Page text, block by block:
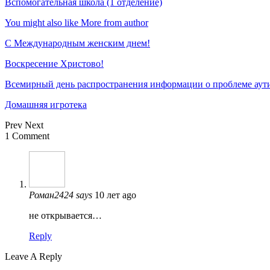
You might also like More from author
С Международным женским днем!
Воскресение Xристово!
Всемирный день распространения информации о проблеме
Домашняя игротека
Prev Next
1 Comment
Роман2424 says 10 лет ago
не открывается…
Reply
Leave A Reply